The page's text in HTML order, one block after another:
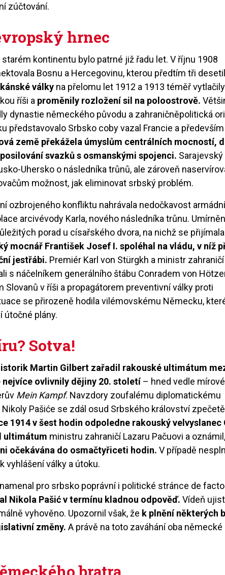
zúčtování.
hrnec
kontinentu bylo patrné již řadu let. V říjnu 1908
Bosnu a Hercegovinu, kterou předtím tři
války na přelomu let 1912 a 1913 téměř vytlačily
říši a proměnily rozložení sil na poloostrově.
dynastie německého původu a zahraničněpolitická
představovalo Srbsko coby vazal Francie a
země překážela úmyslům centrálních mocností,
svazků s osmanskými spojenci.
Uhersko o následníka trůnů, ale zároveň
možnost, jak eliminovat srbský problém.
ozbrojeného konfliktu nahrávala nedočkavost
arcivévody Karla, nového následníka trůnu.
porad u císařského dvora, na nichž se
mocnář František Josef I. spoléhal na vládu, v níž
jestřábi. Premiér Karl von Stürgkh a ministr
s náčelníkem generálního štábu Conradem von
Slovanů v říši a propagátorem preventivní války proti
se přirozeně hodila vilémovskému Německu,
útočné plány.
Sotva!
Martin Gilbert zařadil rakouské ultimátum
ovlivnily dějiny 20. století– hned vedle
Mein Kampf. Navzdory zoufalému diplomatickému
Pašiće se zdál osud Srbského království
1914 v šest hodin odpoledne rakouský velvyslanec
ultimátum ministru zahraničí Lazaru Pačuovi a
očekávána do osmačtyřiceti hodin. V případě
vyhlášení války a útoku.
pro srbsko poprávní i politické stránce de facto
Nikola Pašić v termínu kladnou odpověď. Vídeň
vyhověno. Upozornil však, že k plnění některých
změny. A právě na toto zaváhání oba